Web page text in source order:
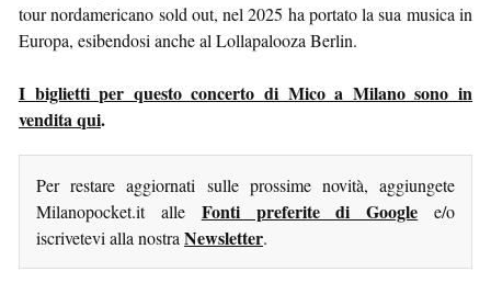
tour nordamericano sold out, nel 2025 ha portato la sua musica in
Europa, esibendosi anche al Lollapalooza Berlin.
I biglietti per questo concerto di Mico a Milano sono in
vendita qui.
Per restare aggiornati sulle prossime novità, aggiungete
Milanopocket.it alle Fonti preferite di Google e/o
iscrivetevi alla nostra Newsletter.